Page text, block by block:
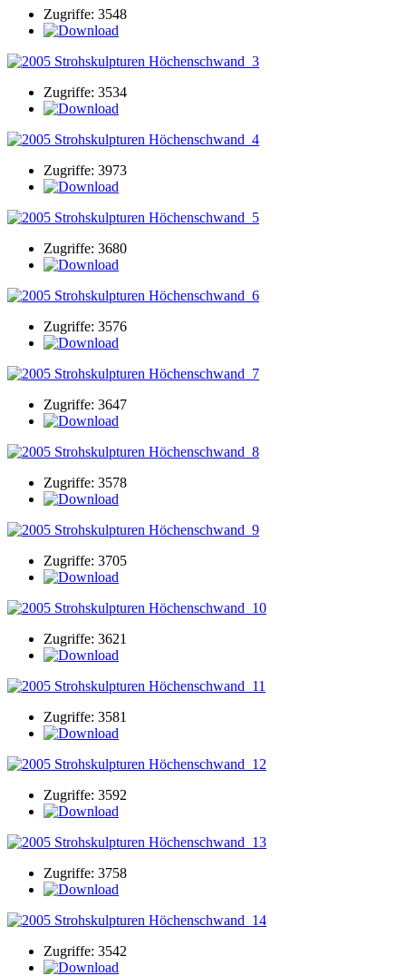
Zugriffe: 3548
Zugriffe: 3534
Zugriffe: 3973
Zugriffe: 3680
Zugriffe: 3576
Zugriffe: 3647
Zugriffe: 3578
Zugriffe: 3705
Zugriffe: 3621
Zugriffe: 3581
Zugriffe: 3592
Zugriffe: 3758
Zugriffe: 3542